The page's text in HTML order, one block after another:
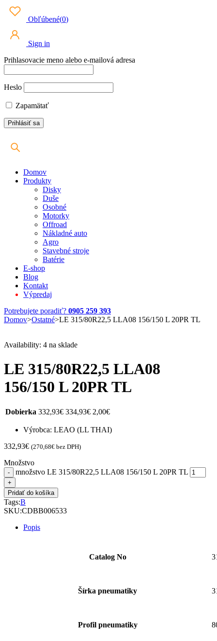
Obľúbené(0)
Sign in
Prihlasovacie meno alebo e-mailová adresa
Heslo
Zapamätať
Domov
Produkty
Disky
Duše
Osobné
Motorky
Offroad
Nákladné auto
Agro
Stavebné stroje
Batérie
E-shop
Blog
Kontakt
Výpredaj
Potrebujete poradiť? 0905 259 393
Domov>Ostatné>LE 315/80R22,5 LLA08 156/150 L 20PR TL
Availability: 4 na sklade
LE 315/80R22,5 LLA08
156/150 L 20PR TL
Dobierka 332,93€ 334,93€ 2,00€
Výrobca: LEAO (LL THAI)
332,93€ (270,68€ bez DPH)
Množstvo
množstvo LE 315/80R22,5 LLA08 156/150 L 20PR TL
Pridať do košíka
Tags:B
SKU:CDBB006533
Popis
Catalog No
Šírka pneumatiky
Profil pneumatiky